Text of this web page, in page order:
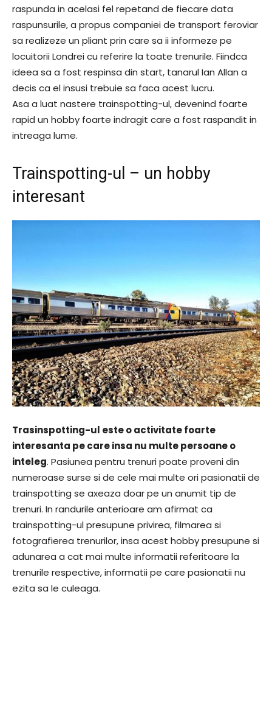
raspunda in acelasi fel repetand de fiecare data
raspunsurile, a propus companiei de transport feroviar
sa realizeze un pliant prin care sa ii informeze pe
locuitorii Londrei cu referire la toate trenurile. Fiindca
ideea sa a fost respinsa din start, tanarul Ian Allan a
decis ca el insusi trebuie sa faca acest lucru.
Asa a luat nastere trainspotting-ul, devenind foarte
rapid un hobby foarte indragit care a fost raspandit in
intreaga lume.
Trainspotting-ul – un hobby
interesant
Trasinspotting-ul este o activitate foarte
interesanta pe care insa nu multe persoane o
inteleg. Pasiunea pentru trenuri poate proveni din
numeroase surse si de cele mai multe ori pasionatii de
trainspotting se axeaza doar pe un anumit tip de
trenuri. In randurile anterioare am afirmat ca
trainspotting-ul presupune privirea, filmarea si
fotografierea trenurilor, insa acest hobby presupune si
adunarea a cat mai multe informatii referitoare la
trenurile respective, informatii pe care pasionatii nu
ezita sa le culeaga.